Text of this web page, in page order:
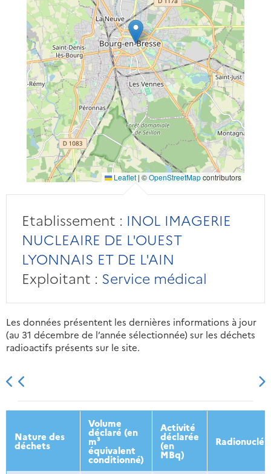
Leaflet | ©OpenStreetMapcontributors
Etablissement : INOL IMAGERIE
NUCLEAIRE DE L'OUEST
LYONNAIS ET DE L'AIN
Exploitant : Service médical
Les données présentent les dernières informations à jour
(au 31 décembre de l’année sélectionnée) sur les déchets
radioactifs présents sur le site.
2013 2014 2015 2016
Nature des
déchets
Volume
déclaré (en
m³
équivalent
conditionné)
Activité
déclarée
(en
MBq)